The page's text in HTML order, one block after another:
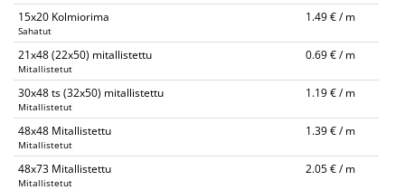
15x20 Kolmiorima
Sahatut
1.49 € / m
21x48 (22x50) mitallistettu
Mitallistetut
0.69 € / m
30x48 ts (32x50) mitallistettu
Mitallistetut
1.19 € / m
48x48 Mitallistettu
Mitallistetut
1.39 € / m
48x73 Mitallistettu
Mitallistetut
2.05 € / m